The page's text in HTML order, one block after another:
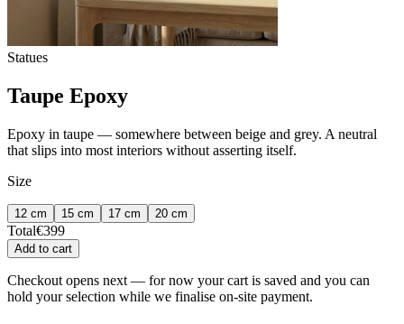
Statues
Taupe Epoxy
Epoxy in taupe — somewhere between beige and grey. A neutral
that slips into most interiors without asserting itself.
Size
12 cm 15 cm 17 cm 20 cm
Total€399
Add to cart
Checkout opens next — for now your cart is saved and you can
hold your selection while we finalise on-site payment.